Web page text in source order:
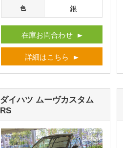
色 銀
在庫お問合わせ
詳細はこちら
ダイハツ ムーヴカスタム
RS